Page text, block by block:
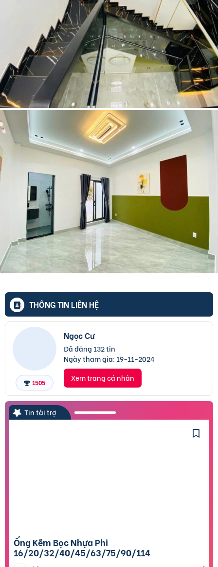
THÔNG TIN LIÊN HỆ
1505
Ngọc Cư
Đã đăng 132 tin
Ngày tham gia: 19-11-2024
Xem trang cá nhân
Tin tài trợ
Ống Kẽm Bọc Nhựa Phi
16/20/32/40/45/63/75/90/114